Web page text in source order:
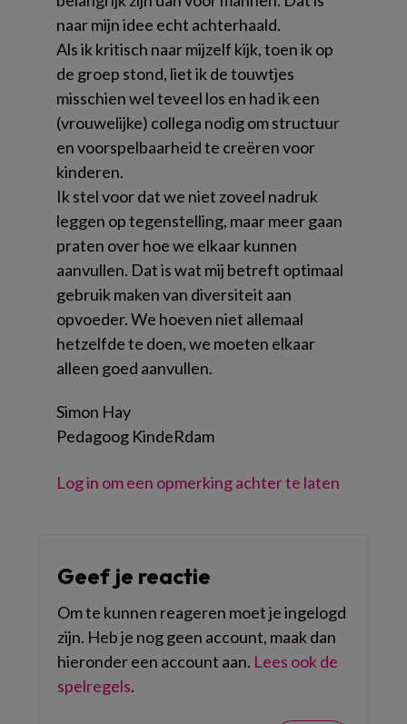
naar mijn idee echt achterhaald.
Als ik kritisch naar mijzelf kijk, toen ik op
de groep stond, liet ik de touwtjes
misschien wel teveel los en had ik een
(vrouwelijke) collega nodig om structuur
en voorspelbaarheid te creëren voor
kinderen.
Ik stel voor dat we niet zoveel nadruk
leggen op tegenstelling, maar meer gaan
praten over hoe we elkaar kunnen
aanvullen. Dat is wat mij betreft optimaal
gebruik maken van diversiteit aan
opvoeder. We hoeven niet allemaal
hetzelfde te doen, we moeten elkaar
alleen goed aanvullen.
Simon Hay
Pedagoog KindeRdam
Log in om een opmerking achter te laten
Geef je reactie
Om te kunnen reageren moet je ingelogd
zijn. Heb je nog geen account, maak dan
hieronder een account aan. Lees ook de
spelregels.